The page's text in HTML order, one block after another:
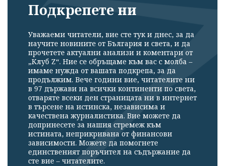
Подкрепете ни
Уважаеми читатели, вие сте тук и днес, за да
научите новините от България и света, и да
прочетете актуални анализи и коментари от
„Клуб Z“. Ние се обръщаме към вас с молба –
имаме нужда от вашата подкрепа, за да
продължим. Вече години вие, читателите ни
в 97 държави на всички континенти по света,
отваряте всеки ден страницата ни в интернет
в търсене на истинска, независима и
качествена журналистика. Вие можете да
допринесете за нашия стремеж към
истината, неприкривана от финансови
зависимости. Можете да помогнете
единственият поръчител на съдържание да
сте вие – читателите.